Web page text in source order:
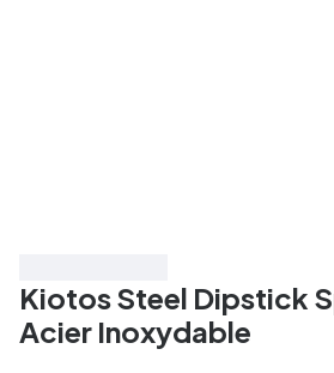
Kiotos Steel Dipstick
Acier Inoxydable